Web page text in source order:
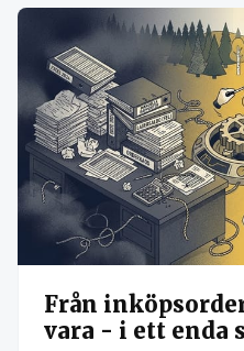
Från
vara - i ett enda